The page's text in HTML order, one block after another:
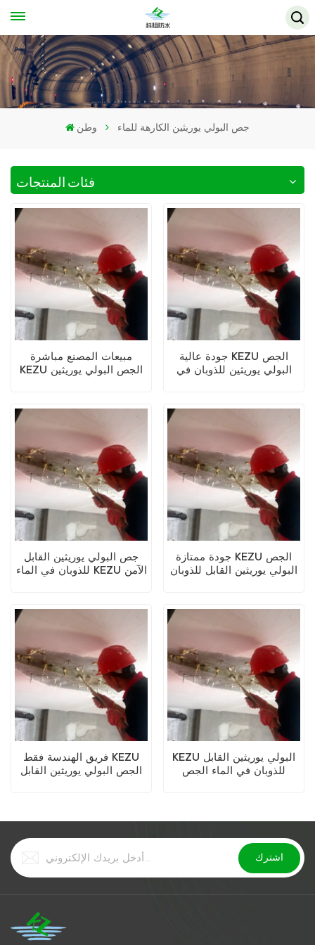
وطن جص البولي يوريثين الكارهة للماء
فئات المنتجات
مبيعات المصنع مباشرة
KEZU الجص البولي يوريثين
جودة عالية KEZU الجص
البولي يوريثين للذوبان في
جص البولي يوريثين القابل
للذوبان في الماء KEZU الآمن
جودة ممتازة KEZU الجص
البولي يوريثين القابل للذوبان
فريق الهندسة فقط KEZU
الجص البولي يوريثين القابل
KEZU البولي يوريثين القابل
للذوبان في الماء الجص